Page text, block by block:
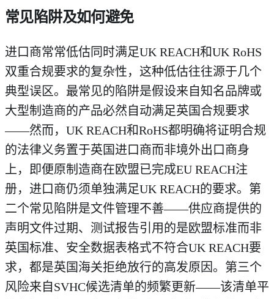
常见陷阱及如何避免
进口商常常低估同时满足UK REACH和UK RoHS
双重合规要求的复杂性，这种低估往往源于几个
典型误区。最常见的陷阱是假设来自知名品牌或
大型制造商的产品必然自动满足英国合规要求
——然而，UK REACH和RoHS都明确将证明合规
的法律义务置于英国进口商而非境外出口商身
上，即便原制造商在欧盟已完成EU REACH注
册，进口商仍须单独满足UK REACH的要求。第
二个常见陷阱是文件管理不善——供应商提供的
声明文件过期、测试报告引用的是欧盟标准而非
英国标准、安全数据表格式不符合UK REACH要
求，都是英国海关拒绝放行的高发原因。第三个
风险来自SVHC候选清单的频繁更新——该清单平